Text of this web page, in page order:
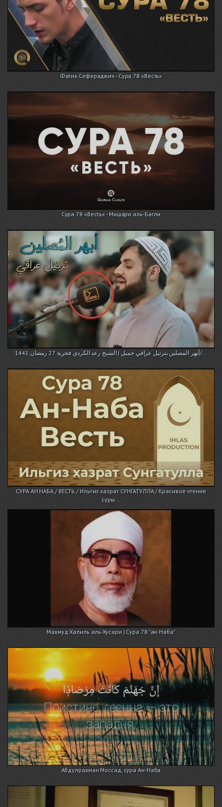
Фатих Сефераджич - Сура 78 «Весть»
Сура 78 «Весть» - Мишари аль-Багли
أبهر المصلين بترتيل عراقي جميل | الشيخ رعد الكردي فجرية 27 رمضان 1441/...
СУРА АН НАБА / ВЕСТЬ / Ильгиз хазрат СУНГАТУЛЛА / Красивое чтение
суры...
Махмуд Халиль аль-Хусари | Сура 78 "ан-Наба"
Абдулрахман Моссад, сура Ан-Наба